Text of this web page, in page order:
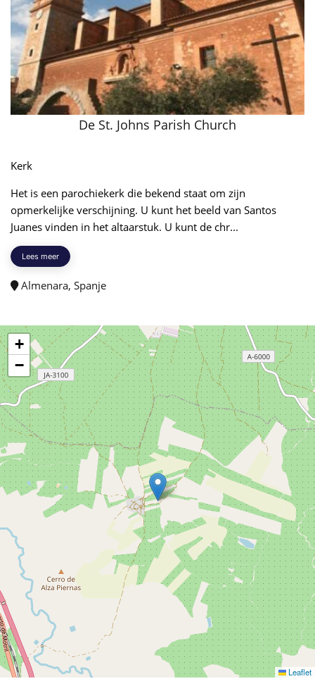
De St. Johns Parish Church
Kerk
Het is een parochiekerk die bekend staat om zijn
opmerkelijke verschijning. U kunt het beeld van Santos
Juanes vinden in het altaarstuk. U kunt de chr...
Lees meer
Almenara, Spanje
+
−
Leaflet